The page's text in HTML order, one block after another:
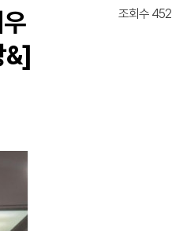
&]
조회수 452